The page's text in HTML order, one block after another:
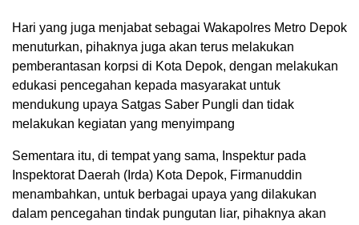
Hari yang juga menjabat sebagai Wakapolres Metro Depok
menuturkan, pihaknya juga akan terus melakukan
pemberantasan korpsi di Kota Depok, dengan melakukan
edukasi pencegahan kepada masyarakat untuk
mendukung upaya Satgas Saber Pungli dan tidak
melakukan kegiatan yang menyimpang
Sementara itu, di tempat yang sama, Inspektur pada
Inspektorat Daerah (Irda) Kota Depok, Firmanuddin
menambahkan, untuk berbagai upaya yang dilakukan
dalam pencegahan tindak pungutan liar, pihaknya akan